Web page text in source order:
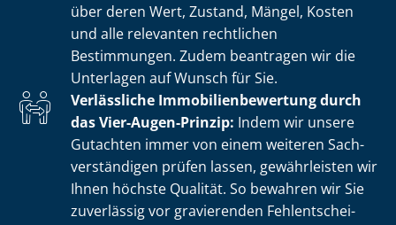
über deren Wert, Zustand, Mängel, Kosten
und alle relevanten rechtlichen
Bestimmungen. Zudem beantragen wir die
Unterlagen auf Wunsch für Sie.
Verlässliche Im­mo­bi­li­en­be­wer­tung durch
das Vier-Augen-Prinzip: Indem wir unsere
Gutachten immer von einem weiteren Sach­
ver­stän­di­gen prüfen lassen, gewährleisten wir
Ihnen höchste Qualität. So bewahren wir Sie
zuverlässig vor gravierenden Fehl­ent­schei­